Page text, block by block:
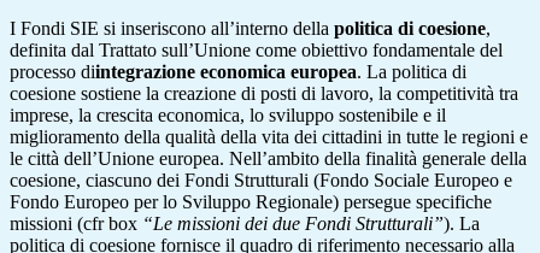
I Fondi SIE si inseriscono all’interno della politica di coesione,
definita dal Trattato sull’Unione come obiettivo fondamentale del
processo diintegrazione economica europea. La politica di
coesione sostiene la creazione di posti di lavoro, la competitività tra
imprese, la crescita economica, lo sviluppo sostenibile e il
miglioramento della qualità della vita dei cittadini in tutte le regioni e
le città dell’Unione europea. Nell’ambito della finalità generale della
coesione, ciascuno dei Fondi Strutturali (Fondo Sociale Europeo e
Fondo Europeo per lo Sviluppo Regionale) persegue specifiche
missioni (cfr box “Le missioni dei due Fondi Strutturali”). La
politica di coesione fornisce il quadro di riferimento necessario alla